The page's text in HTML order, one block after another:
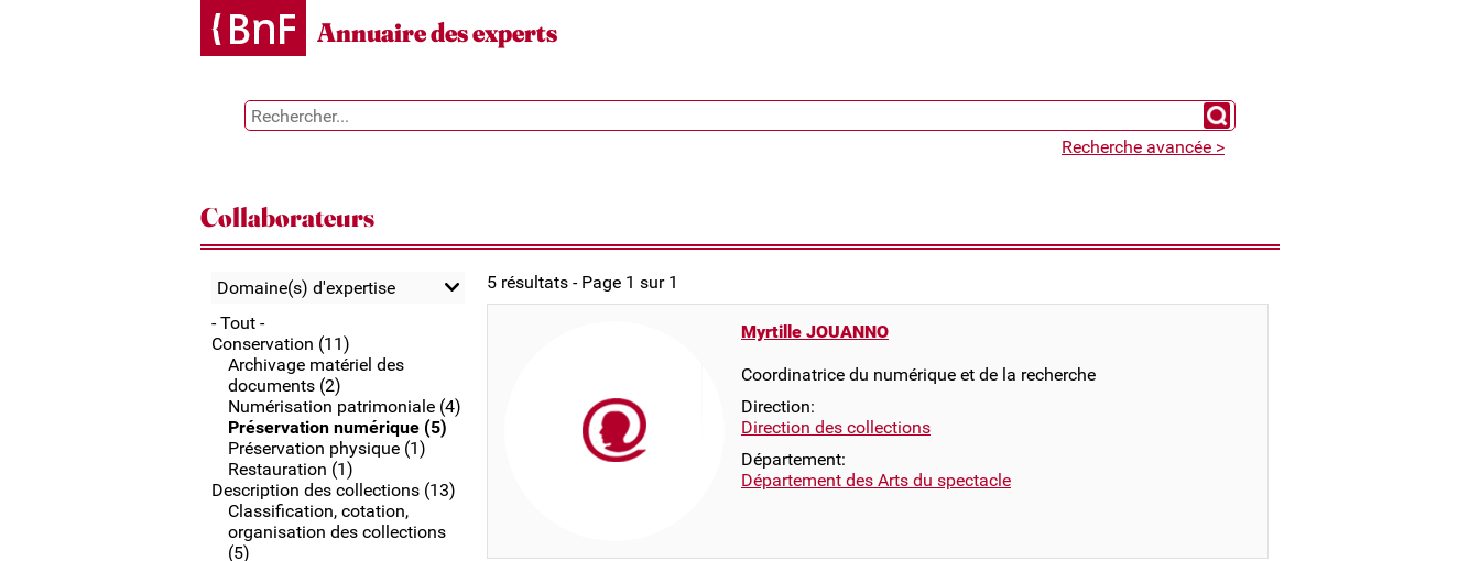
Annuaire des experts
Chercher un expert
Recherche avancée >
Collaborateurs
Domaine(s) d'expertise
- Tout -
Conservation (11)
Archivage matériel des
documents (2)
Numérisation patrimoniale (4)
Préservation numérique (5)
Préservation physique (1)
Restauration (1)
Description des collections (13)
Classification, cotation,
organisation des collections
(5)
5 résultats - Page 1 sur 1
Myrtille JOUANNO
Coordinatrice du numérique et de la recherche
Direction:
Direction des collections
Département:
Département des Arts du spectacle